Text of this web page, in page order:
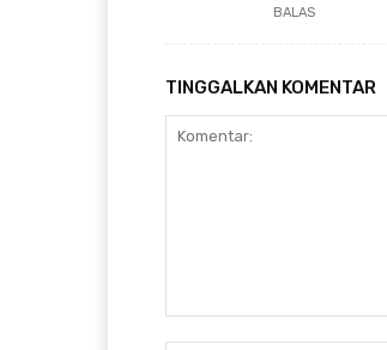
BALAS
TINGGALKAN KOMENTAR